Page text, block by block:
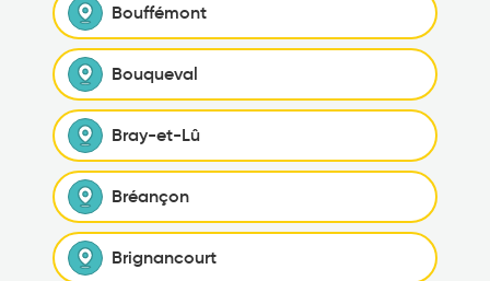
Bouffémont
Bouqueval
Bray-et-Lû
Bréançon
Brignancourt